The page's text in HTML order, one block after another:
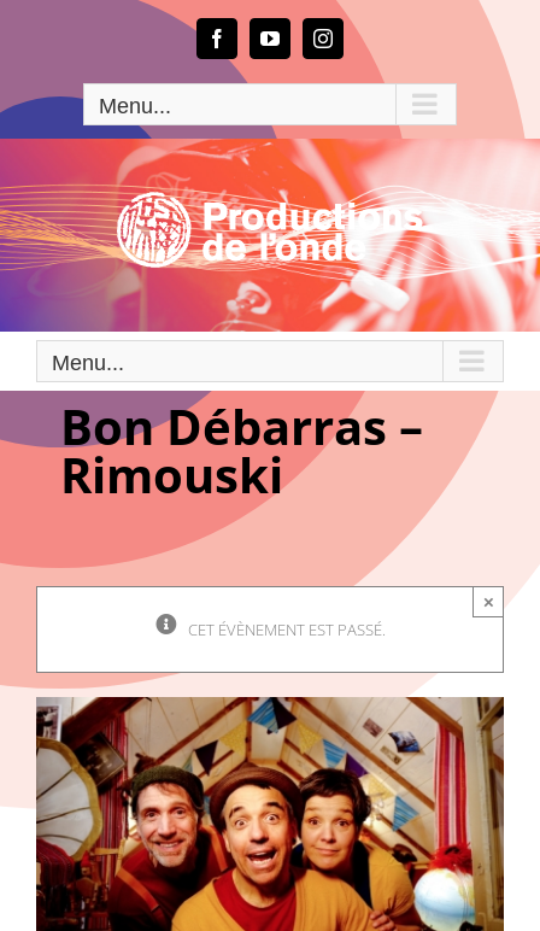
FacebookYouTubeInstagram
Menu...
Menu...
Bon Débarras –
Rimouski
CET ÉVÈNEMENT EST PASSÉ.
×